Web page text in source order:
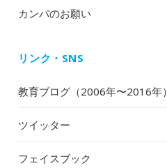
カンパのお願い
リンク・SNS
教育ブログ（2006年〜2016年）
ツイッター
フェイスブック